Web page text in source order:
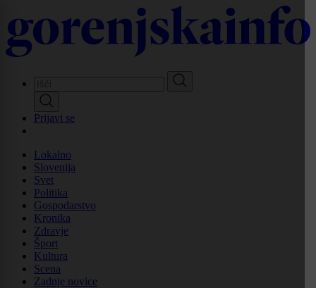
to
main
content
Prijavi se
Lokalno
Slovenija
Svet
Politika
Gospodarstvo
Kronika
Zdravje
Šport
Kultura
Scena
Zadnje novice